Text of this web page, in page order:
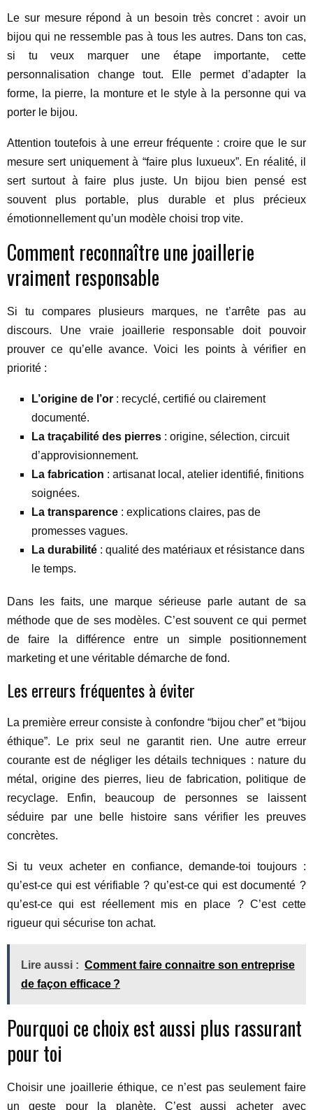
Le sur mesure répond à un besoin très concret : avoir un
bijou qui ne ressemble pas à tous les autres. Dans ton cas,
si tu veux marquer une étape importante, cette
personnalisation change tout. Elle permet d’adapter la
forme, la pierre, la monture et le style à la personne qui va
porter le bijou.
Attention toutefois à une erreur fréquente : croire que le sur
mesure sert uniquement à “faire plus luxueux”. En réalité, il
sert surtout à faire plus juste. Un bijou bien pensé est
souvent plus portable, plus durable et plus précieux
émotionnellement qu’un modèle choisi trop vite.
Comment reconnaître une joaillerie
vraiment responsable
Si tu compares plusieurs marques, ne t’arrête pas au
discours. Une vraie joaillerie responsable doit pouvoir
prouver ce qu’elle avance. Voici les points à vérifier en
priorité :
L’origine de l’or : recyclé, certifié ou clairement
documenté.
La traçabilité des pierres : origine, sélection, circuit
d’approvisionnement.
La fabrication : artisanat local, atelier identifié, finitions
soignées.
La transparence : explications claires, pas de
promesses vagues.
La durabilité : qualité des matériaux et résistance dans
le temps.
Dans les faits, une marque sérieuse parle autant de sa
méthode que de ses modèles. C’est souvent ce qui permet
de faire la différence entre un simple positionnement
marketing et une véritable démarche de fond.
Les erreurs fréquentes à éviter
La première erreur consiste à confondre “bijou cher” et “bijou
éthique”. Le prix seul ne garantit rien. Une autre erreur
courante est de négliger les détails techniques : nature du
métal, origine des pierres, lieu de fabrication, politique de
recyclage. Enfin, beaucoup de personnes se laissent
séduire par une belle histoire sans vérifier les preuves
concrètes.
Si tu veux acheter en confiance, demande-toi toujours :
qu’est-ce qui est vérifiable ? qu’est-ce qui est documenté ?
qu’est-ce qui est réellement mis en place ? C’est cette
rigueur qui sécurise ton achat.
Lire aussi : Comment faire connaitre son entreprise
de façon efficace ?
Pourquoi ce choix est aussi plus rassurant
pour toi
Choisir une joaillerie éthique, ce n’est pas seulement faire
un geste pour la planète. C’est aussi acheter avec